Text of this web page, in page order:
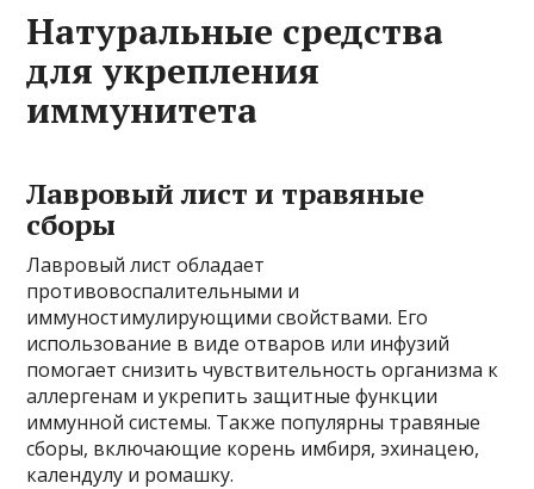
Натуральные средства
для укрепления
иммунитета
Лавровый лист и травяные
сборы
Лавровый лист обладает
противовоспалительными и
иммуностимулирующими свойствами. Его
использование в виде отваров или инфузий
помогает снизить чувствительность организма к
аллергенам и укрепить защитные функции
иммунной системы. Также популярны травяные
сборы, включающие корень имбиря, эхинацею,
календулу и ромашку.